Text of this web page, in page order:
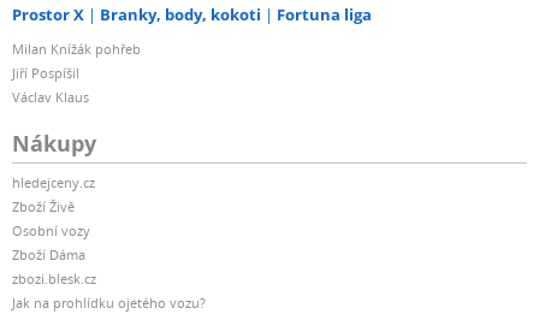
Prostor X Branky, body, kokoti Fortuna liga
Milan Knížák pohřeb
Jiří Pospíšil
Václav Klaus
Nákupy
hledejceny.cz
Zboží Živě
Osobní vozy
Zboží Dáma
zbozi.blesk.cz
Jak na prohlídku ojetého vozu?